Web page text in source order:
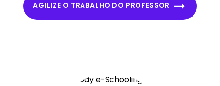
AGILIZE O TRABALHO DO PROFESSOR